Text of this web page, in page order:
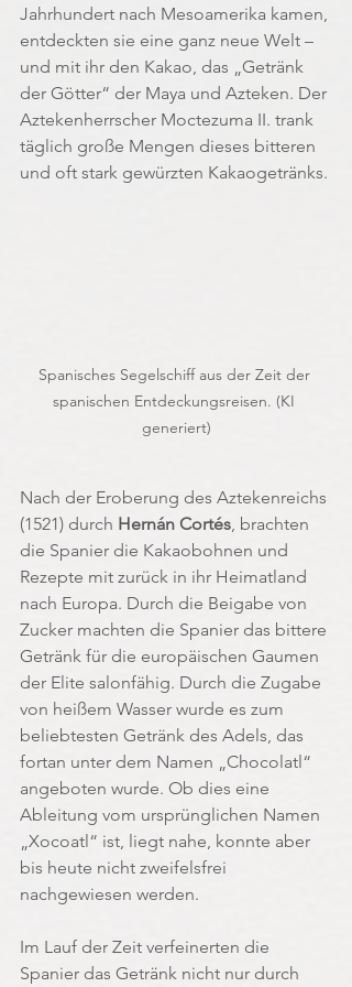
Jahrhundert nach Mesoamerika kamen,
entdeckten sie eine ganz neue Welt –
und mit ihr den Kakao, das „Getränk
der Götter“ der Maya und Azteken. Der
Aztekenherrscher Moctezuma II. trank
täglich große Mengen dieses bitteren
und oft stark gewürzten Kakaogetränks.
Spanisches Segelschiff aus der Zeit der
spanischen Entdeckungsreisen. (KI
generiert)
Nach der Eroberung des Aztekenreichs
(1521) durch Hernán Cortés, brachten
die Spanier die Kakaobohnen und
Rezepte mit zurück in ihr Heimatland
nach Europa. Durch die Beigabe von
Zucker machten die Spanier das bittere
Getränk für die europäischen Gaumen
der Elite salonfähig. Durch die Zugabe
von heißem Wasser wurde es zum
beliebtesten Getränk des Adels, das
fortan unter dem Namen „Chocolatl“
angeboten wurde. Ob dies eine
Ableitung vom ursprünglichen Namen
„Xocoatl“ ist, liegt nahe, konnte aber
bis heute nicht zweifelsfrei
nachgewiesen werden.
Im Lauf der Zeit verfeinerten die
Spanier das Getränk nicht nur durch